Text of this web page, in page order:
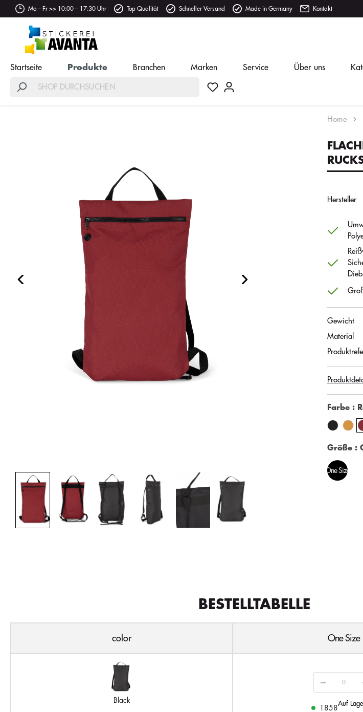
Mo – Fr >> 10:00 – 17:30 Uhr Top Qualität Schneller Versand Made in Germany Kontakt
Startseite Produkte Branchen Marken Service Über uns
Home
Hersteller
Gewicht
Material
Farbe :
Größe :
One Size
BESTELLTABELLE
color One Size
Black
1858
Auf